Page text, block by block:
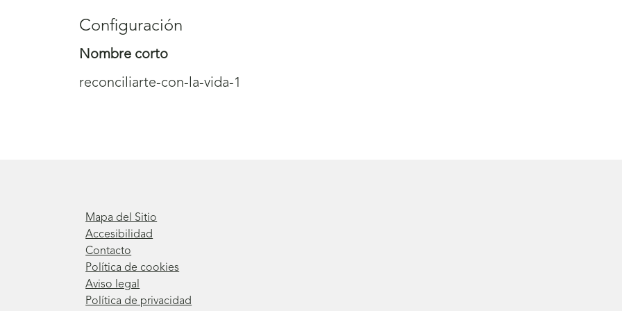
Configuración
Nombre corto
reconciliarte-con-la-vida-1
Mapa del Sitio
Accesibilidad
Contacto
Política de cookies
Aviso legal
Política de privacidad